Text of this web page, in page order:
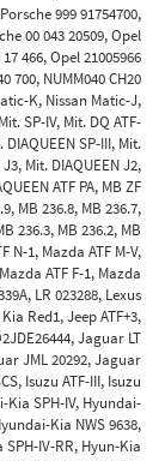
999 91754700,
00 043 20509, Opel
466, Opel 21005966
700, NUMM040 CH20
K, Nissan Matic-J,
SP-IV, Mit. DQ ATF-
DIAQUEEN SP-III, Mit.
Mit. DIAQUEEN J2,
ATF PA, MB ZF
MB 236.8, MB 236.7,
236.3, MB 236.2, MB
N-1, Mazda ATF M-V,
ATF F-1, Mazda
LR 023288, Lexus
Red1, Jeep ATF+3,
Jaguar LT
JML 20292, Jaguar
Isuzu ATF-III, Isuzu
Kia SPH-IV, Hyundai-
Kia NWS 9638,
IV-RR, Hyun-Kia